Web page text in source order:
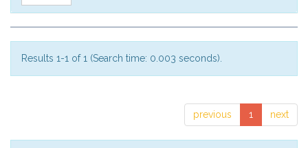
Results 1-1 of 1 (Search time: 0.003 seconds).
previous 1 next